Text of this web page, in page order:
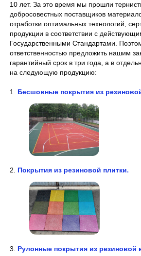
10 лет. За это время мы прошли
добросовестных поставщиков
отработки оптимальных технологий,
продукции в соответствии с
Государственными Стандартами.
ответственностью предложить нашим
гарантийный срок в три года, а в
на следующую продукцию:
1. Бесшовные покрытия из
2. Покрытия из резиновой плитки.
3. Рулонные покрытия из резиновой